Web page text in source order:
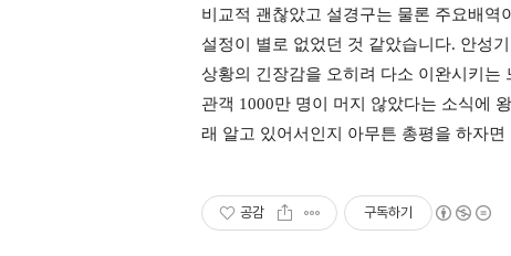
비교적 괜찮았고 설경구는 물론 주요배
설정이 별로 없었던 것 같았습니다. 안성
상황의 긴장감을 오히려 다소 이완시키는
관객 1000만 명이 머지 않았다는 소식에
래 알고 있어서인지 아무튼 총평을 하자
공감 구독하기